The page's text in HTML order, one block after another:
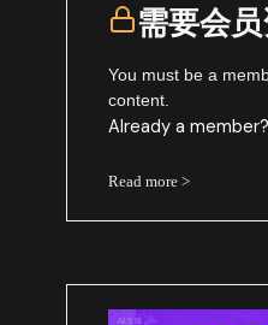
需要会
You must be a
content.
Already a
Read more >